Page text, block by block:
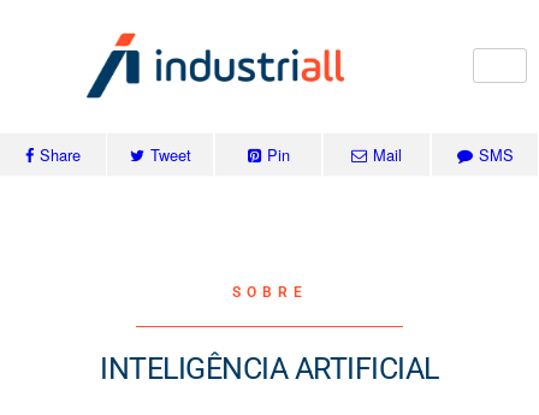
Share Tweet Pin Mail SMS
SOBRE
INTELIGÊNCIA ARTIFICIAL